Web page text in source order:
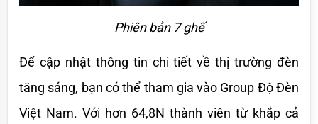
Phiên bản 7 ghế
Để cập nhật thông tin chi tiết về thị trường đèn
tăng sáng, bạn có thể tham gia vào Group Độ Đèn
Việt Nam. Với hơn 64,8N thành viên từ khắp cả